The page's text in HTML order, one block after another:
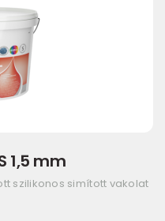
1,5 mm
szilikonos simított vakolat